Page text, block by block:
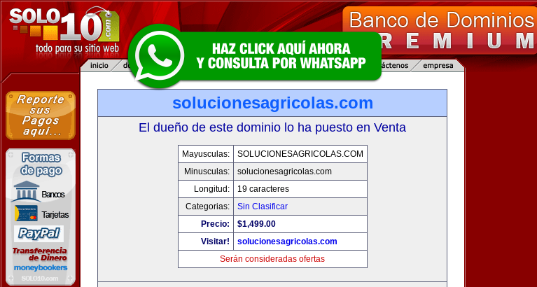
solucionesagricolas.com
El dueño de este dominio lo ha puesto en Venta
Mayusculas:
SOLUCIONESAGRICOLAS.COM
Minusculas:
solucionesagricolas.com
Longitud:
19 caracteres
Categorias:
Sin Clasificar
Precio:
$1,499.00
Visitar!
solucionesagricolas.com
Serán consideradas ofertas